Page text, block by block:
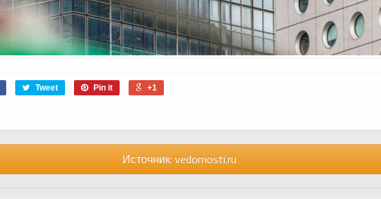
Tweet Pin it +1
Источник: vedomosti.ru